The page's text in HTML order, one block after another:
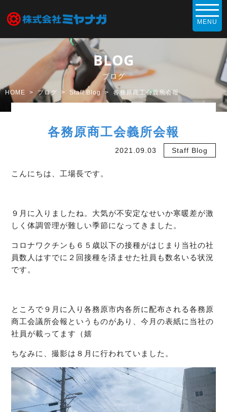
BLOG
ブログ
HOME ブログ Staff Blog 各務原商工会義所会報
各務原商工会義所会報
2021.09.03 Staff Blog
こんにちは、工場長です。
９月に入りましたね。大気が不安定なせいか寒暖差が激
しく体調管理が難しい季節になってきました。
コロナワクチンも６５歳以下の接種がはじまり当社の社
員数人はすでに２回接種を済ませた社員も数名いる状況
です。
ところで９月に入り各務原市内各所に配布される各務原
商工会議所会報というものがあり、今月の表紙に当社の
社員が載ってます（嬉
ちなみに、撮影は８月に行われていました。